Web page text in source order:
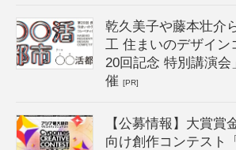
乾久美子や藤本壮介
工 住まいのデザイン
20回記念 特別講演会
催[PR]
【公募情報】大賞賞
向け創作コンテスト